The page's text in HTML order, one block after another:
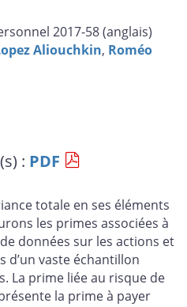
2017-58 (anglais)
Aliouchkin, Roméo
: PDF
totale en ses éléments
les primes associées à
données sur les actions et
d’un vaste échantillon
La prime liée au risque de
la prime à payer